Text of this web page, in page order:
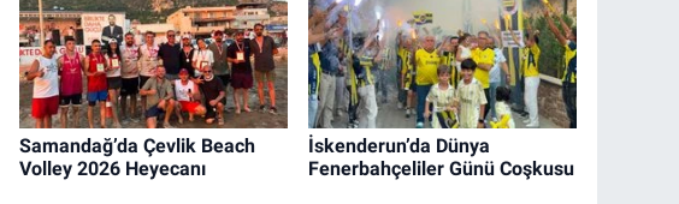
Samandağ’da Çevlik Beach
Volley 2026 Heyecanı
İskenderun’da Dünya
Fenerbahçeliler Günü Coşkusu